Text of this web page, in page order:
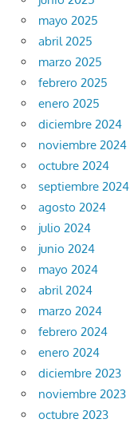
mayo 2025
abril 2025
marzo 2025
febrero 2025
enero 2025
diciembre 2024
noviembre 2024
octubre 2024
septiembre 2024
agosto 2024
julio 2024
junio 2024
mayo 2024
abril 2024
marzo 2024
febrero 2024
enero 2024
diciembre 2023
noviembre 2023
octubre 2023